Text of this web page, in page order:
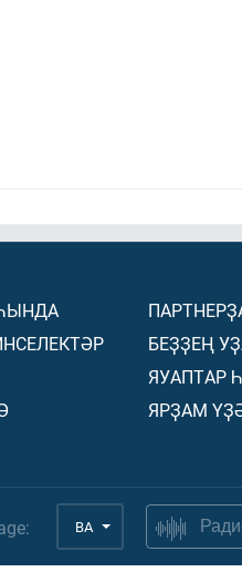
БЕҘҘЕҢ
ЯУАПТАР
ЯРҘАМ
BA